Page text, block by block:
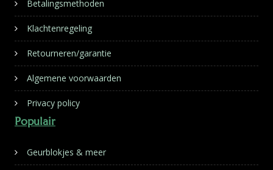
Betalingsmethoden
Klachtenregeling
Retourneren/garantie
Algemene voorwaarden
Privacy policy
Populair
Geurblokjes & meer